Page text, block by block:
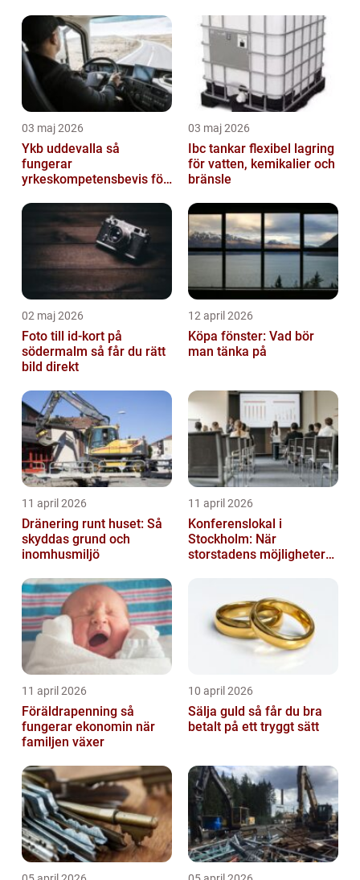
03 maj 2026
Ykb uddevalla så
fungerar
yrkeskompetensbevis för
03 maj 2026
Ibc tankar flexibel lagring
för vatten, kemikalier och
bränsle
02 maj 2026
Foto till id-kort på
södermalm så får du rätt
bild direkt
12 april 2026
Köpa fönster: Vad bör
man tänka på
11 april 2026
Dränering runt huset: Så
skyddas grund och
inomhusmiljö
11 april 2026
Konferenslokal i
Stockholm: När
storstadens möjligheter
11 april 2026
Föräldrapenning så
fungerar ekonomin när
familjen växer
10 april 2026
Sälja guld så får du bra
betalt på ett tryggt sätt